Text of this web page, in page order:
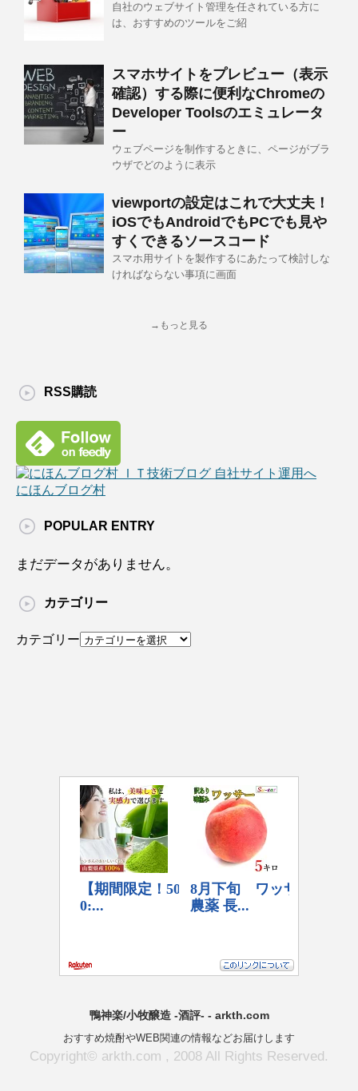
自社のウェブサイト管理を任されている方に
は、おすすめのツールをご紹
スマホサイトをプレビュー（表示
確認）する際に便利なChromeの
Developer Toolsのエミュレータ
ー
ウェブページを制作するときに、ページがブラ
ウザでどのように表示
viewportの設定はこれで大丈夫！
iOSでもAndroidでもPCでも見や
すくできるソースコード
スマホ用サイトを製作するにあたって検討しな
ければならない事項に画面
→もっと見る
RSS購読
にほんブログ村
POPULAR ENTRY
まだデータがありません。
カテゴリー
カテゴリー
鴨神楽/小牧醸造 -酒評- - arkth.com
おすすめ焼酎やWEB関連の情報などお届けします
Copyright© arkth.com , 2008 All Rights Reserved.